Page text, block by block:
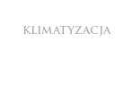
KLIMATYZACJA